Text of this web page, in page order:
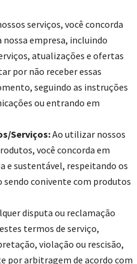
serviços, você concorda
nossa empresa, incluindo
atualizações e ofertas
por não receber essas
seguindo as instruções
ou entrando em
Serviços:Ao utilizar nossos
você concorda em
e sustentável, respeitando os
sendo conivente com produtos
disputa ou reclamação
termos de serviço,
violação ou rescisão,
por arbitragem de acordo com